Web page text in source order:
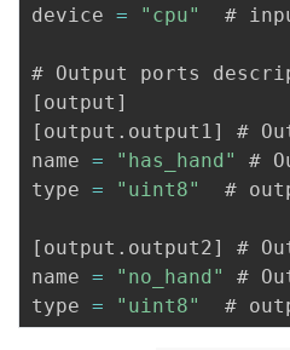
device = "cpu"
#
[ output ]
[ output . output1] #
name = "has_hand"
#
type = "uint8"
#
[ output . output2] #
name = "no_hand"
#
type = "uint8"
#